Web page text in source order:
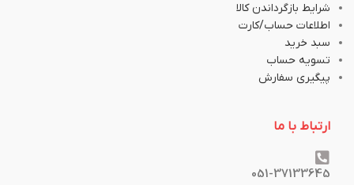
شرایط بازگرداندن کالا
اطلاعات حساب/کارت
سبد خرید
تسویه حساب
پیگیری سفارش
ارتباط با ما
051-37133645